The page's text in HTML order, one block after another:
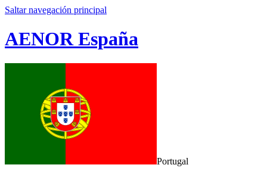
Saltar navegación principal
AENOR España
Portugal